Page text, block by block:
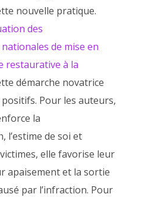
nouvelle pratique.
des
de mise en
restaurative à la
démarche novatrice
Pour les auteurs,
la
l’estime de soi et
elle favorise leur
apaisement et la sortie
par l’infraction. Pour